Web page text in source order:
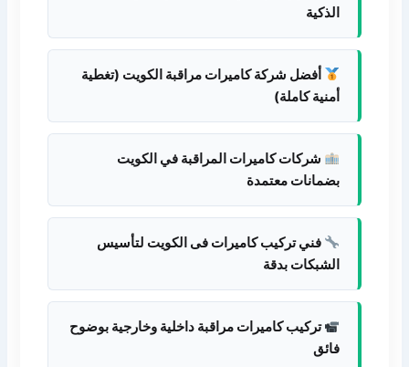
الذكية
أفضل شركة كاميرات مراقبة الكويت (تغطية
أمنية كاملة)
شركات كاميرات المراقبة في الكويت
بضمانات معتمدة
فني تركيب كاميرات فى الكويت لتأسيس
الشبكات بدقة
تركيب كاميرات مراقبة داخلية وخارجية بوضوح
فائق